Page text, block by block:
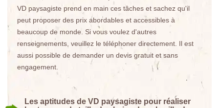
VD paysagiste prend en main ces tâches et sachez qu'il
peut proposer des prix abordables et accessibles à
beaucoup de monde. Si vous voulez d'autres
renseignements, veuillez le téléphoner directement. Il est
aussi possible de demander un devis gratuit et sans
engagement.
Les aptitudes de VD paysagiste pour réaliser